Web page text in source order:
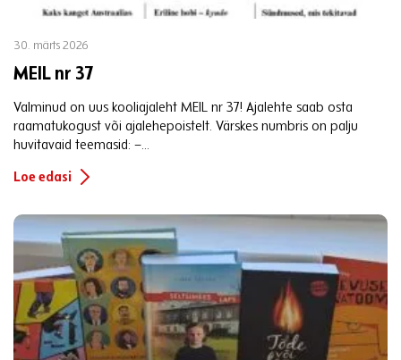
30. märts 2026
MEIL nr 37
Valminud on uus kooliajaleht MEIL nr 37! Ajalehte saab osta
raamatukogust või ajalehepoistelt. Värskes numbris on palju
huvitavaid teemasid: –...
Loe edasi